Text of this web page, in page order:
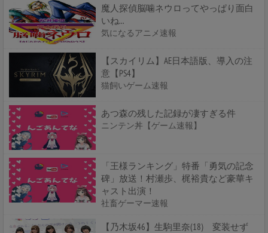
魔人探偵脳噛ネウロってやっぱり面白
いね...
気になるアニメ速報
【スカイリム】AE日本語版、導入の注
意【PS4】
猫飼いゲーム速報
あつ森の残した記録が凄すぎる件
ニンテン丼【ゲーム速報】
「王様ランキング」特番「勇気の記念
碑」放送！村瀬歩、梶裕貴など豪華キ
ャスト出演！
社畜ゲーマー速報
【乃木坂46】生駒里奈(18) 変装せず